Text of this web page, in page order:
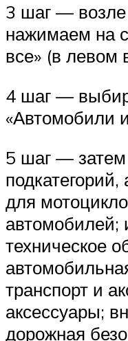
3 шаг — возле
нажимаем на
все» (в левом
4 шаг —
«Автомобили
5 шаг —
для
автомобилей;
техническое
транспорт и
аксессуары;
дорожная